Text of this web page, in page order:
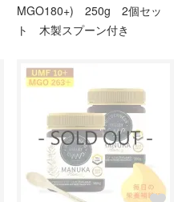
MGO180+) 250g 2個セッ
ト 木製スプーン付き